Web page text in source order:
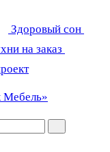
Здоровый сон
на заказ